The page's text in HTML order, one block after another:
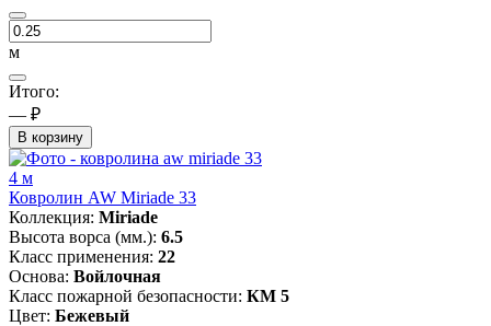
м
Итого:
— ₽
В корзину
4 м
Ковролин AW Miriade 33
Коллекция: Miriade
Высота ворса (мм.): 6.5
Класс применения: 22
Основа: Войлочная
Класс пожарной безопасности: КМ 5
Цвет: Бежевый